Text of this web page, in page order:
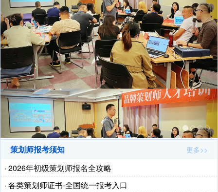
策划师报考须知 更多>>
· 2026年初级策划师报名全攻略
· 各类策划师证书-全国统一报考入口